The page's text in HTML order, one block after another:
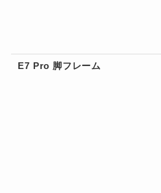
E7 Pro 脚フレーム